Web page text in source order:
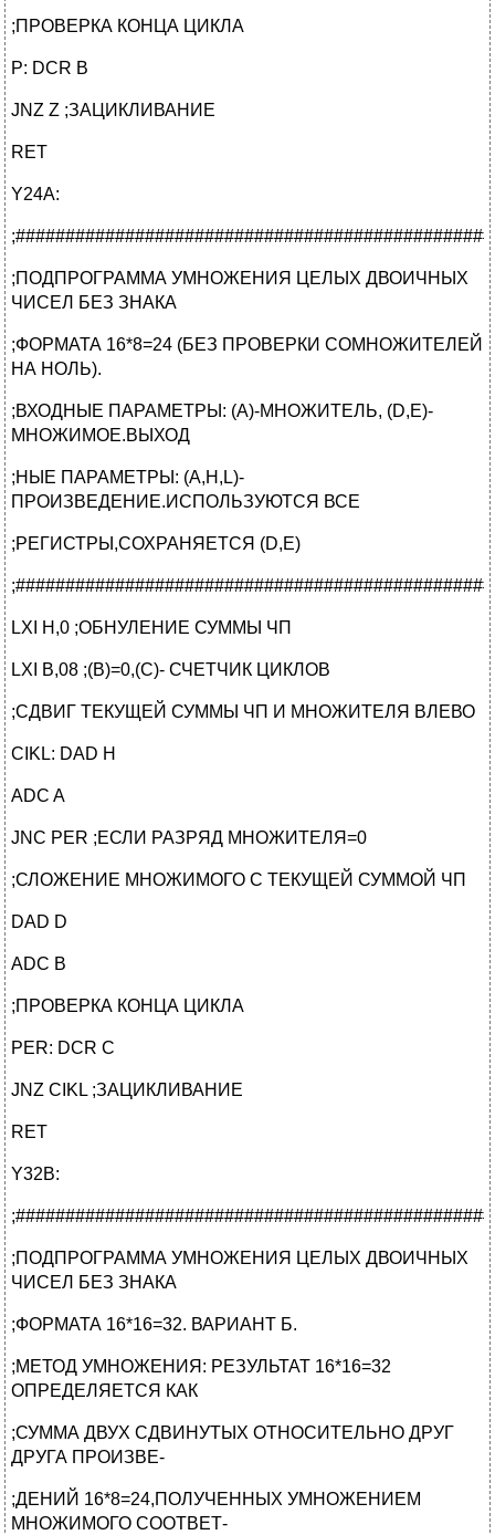
;ПРОВЕРКА КОНЦА ЦИКЛА
P: DCR B
JNZ Z ;ЗАЦИКЛИВАНИЕ
RET
Y24A:
;ПОДПРОГРАММА УМНОЖЕНИЯ ЦЕЛЫХ ДВОИЧНЫХ
ЧИСЕЛ БЕЗ ЗНАКА
;ФОРМАТА 16*8=24 (БЕЗ ПРОВЕРКИ СОМНОЖИТЕЛЕЙ
НА НОЛЬ).
;ВХОДНЫЕ ПАРАМЕТРЫ: (А)-МНОЖИТЕЛЬ, (D,E)-
МНОЖИМОЕ.ВЫХОД
;НЫЕ ПАРАМЕТРЫ: (A,H,L)-
ПРОИЗВЕДЕНИЕ.ИСПОЛЬЗУЮТСЯ ВСЕ
;РЕГИСТРЫ,СОХРАНЯЕТСЯ (D,E)
LXI H,0 ;ОБНУЛЕНИЕ СУММЫ ЧП
LXI B,08 ;(B)=0,(C)- СЧЕТЧИК ЦИКЛОВ
;СДВИГ ТЕКУЩЕЙ СУММЫ ЧП И МНОЖИТЕЛЯ ВЛЕВО
CIKL: DAD H
ADC A
JNC PER ;ЕСЛИ РАЗРЯД МНОЖИТЕЛЯ=0
;СЛОЖЕНИЕ МНОЖИМОГО С ТЕКУЩЕЙ СУММОЙ ЧП
DAD D
ADC B
;ПРОВЕРКА КОНЦА ЦИКЛА
PER: DCR C
JNZ CIKL ;ЗАЦИКЛИВАНИЕ
RET
Y32B:
;ПОДПРОГРАММА УМНОЖЕНИЯ ЦЕЛЫХ ДВОИЧНЫХ
ЧИСЕЛ БЕЗ ЗНАКА
;ФОРМАТА 16*16=32. ВАРИАНТ Б.
;МЕТОД УМНОЖЕНИЯ: РЕЗУЛЬТАТ 16*16=32
ОПРЕДЕЛЯЕТСЯ КАК
;СУММА ДВУХ СДВИНУТЫХ ОТНОСИТЕЛЬНО ДРУГ
ДРУГА ПРОИЗВЕ-
;ДЕНИЙ 16*8=24,ПОЛУЧЕННЫХ УМНОЖЕНИЕМ
МНОЖИМОГО СООТВЕТ-